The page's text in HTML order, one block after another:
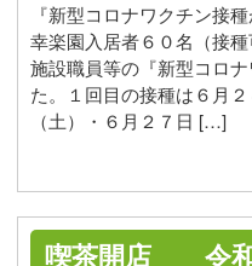
『新型コロナワクチン接
幸楽園入居者６０名（接
施設職員等の『新型コロ
た。１回目の接種は６月
（土）・６月２７日 […]
喫茶開店 令和